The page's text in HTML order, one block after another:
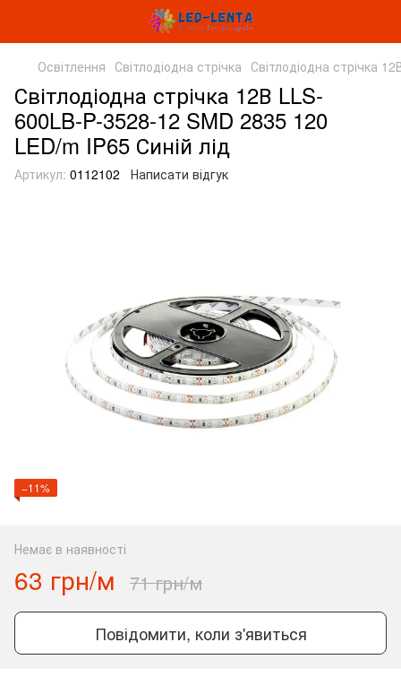
Освітлення Світлодіодна стрічка Світлодіодна стрічка
Світлодіодна стрічка 12В LLS-
600LB-P-3528-12 SMD 2835 120
LED/m IP65 Синій лід
Артикул: 0112102 Написати відгук
−11%
Немає в наявності
63 грн/м 71 грн/м
Повідомити, коли з'явиться